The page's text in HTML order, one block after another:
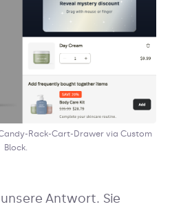
Rack-Cart-Drawer via Custom
Block.
Antwort. Sie